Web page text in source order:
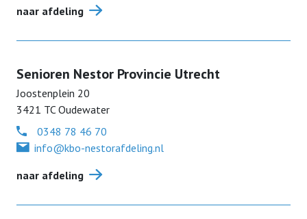
naar afdeling
Senioren Nestor Provincie Utrecht
Joostenplein 20
3421 TC Oudewater
0348 78 46 70
info@kbo-nestorafdeling.nl
naar afdeling